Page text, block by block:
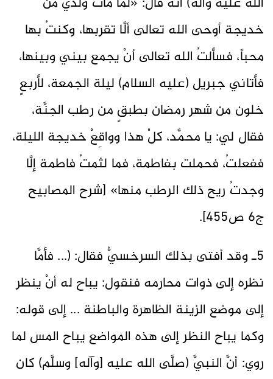
‌خديجة أوحى الله تعالى ألَّا تقربها، وكنتُ بها
محباً، فسألتُ الله تعالى أنْ يجمع بيني وبينها،
فأتاني جبريل (عليه السلام) ليلة الجمعة، لأربعٍ
خلون من شهر رمضان بطبقٍ من رطب الجنَّة،
فقال لي: يا محمَّد، كلْ هذا وواقِعْ خديجة الليلة،
ففعلتُ، فحملت بفاطمة، فما لثمتُ فاطمة إلَّا
وجدتُ ريح ذلك الرطب منها» [شرح المصابيح
ج6 ص455].
5ـ وقد أفتى بذلك السرخسيُّ فقال: (... فأمَّا
نظره إلى ذوات محارمه فنقول: يباح له أنْ ينظر
إلى موضع الزينة الظاهرة والباطنة ... إلى قوله:
وكما يباح النظر إلى هذه المواضع يباح المس لما
روي: أنَّ النبيَّ (صلَّى الله عليه [وآله] وسلَّم) كان